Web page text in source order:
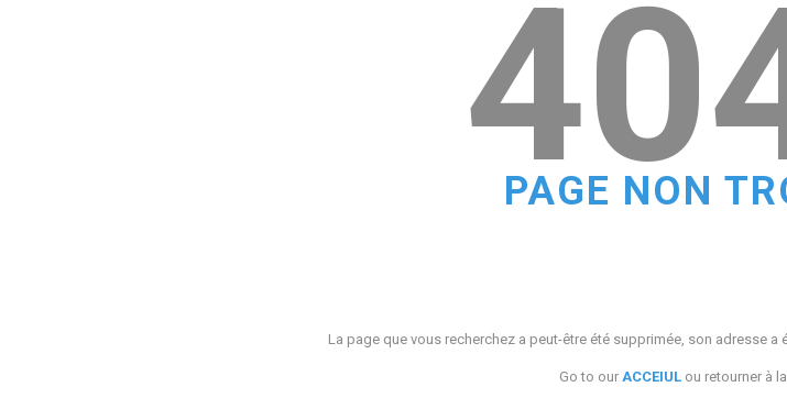
PAGE NON
La page que vous recherchez a peut-être été supprimée, son adresse
Go to our ACCEIUL ou retourner à la